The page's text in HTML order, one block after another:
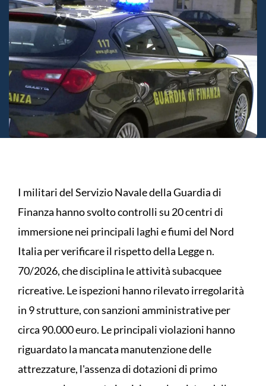
I militari del Servizio Navale della Guardia di
Finanza hanno svolto controlli su 20 centri di
immersione nei principali laghi e fiumi del Nord
Italia per verificare il rispetto della Legge n.
70/2026, che disciplina le attività subacquee
ricreative. Le ispezioni hanno rilevato irregolarità
in 9 strutture, con sanzioni amministrative per
circa 90.000 euro. Le principali violazioni hanno
riguardato la mancata manutenzione delle
attrezzature, l'assenza di dotazioni di primo